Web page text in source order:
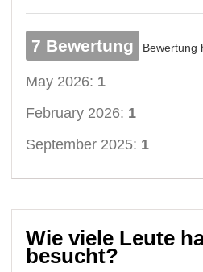
7 Bewertung Bewertung
May 2026: 1
February 2026: 1
September 2025: 1
Wie viele Leute
besucht?